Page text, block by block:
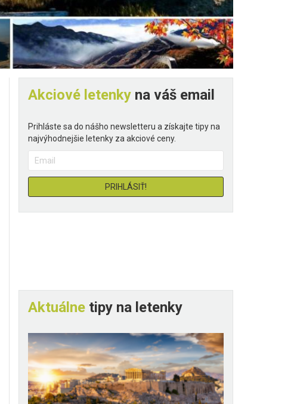
Akciové letenky na váš email
Prihláste sa do nášho newsletteru a získajte tipy na
najvýhodnejšie letenky za akciové ceny.
Aktuálne tipy na letenky